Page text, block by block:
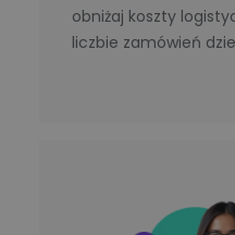
obniżaj koszty
liczbie zamówień